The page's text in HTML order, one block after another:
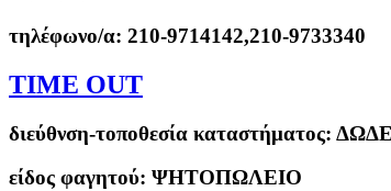
τηλέφωνο/α: 210-9714142,210-9733340
TIME OUT
διεύθνση-τοποθεσία καταστήματος:
είδος φαγητού: ΨΗΤΟΠΩΛΕΙΟ